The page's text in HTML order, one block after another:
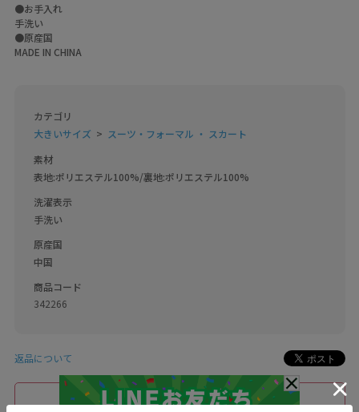
●お手入れ
手洗い
●原産国
MADE IN CHINA
カテゴリ
大きいサイズ
スーツ・フォーマル ・ スカート
素材
表地:ポリエステル100%/裏地:ポリエステル100%
洗濯表示
手洗い
原産国
中国
商品コード
342266
返品について
このブランドをお気に入り登録する